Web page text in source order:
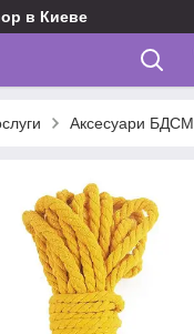
в Киеве
Аксесуари БДСМ